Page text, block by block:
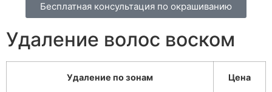
Бесплатная консультация по окрашиванию
Удаление волос воском
Удаление по зонам Цена